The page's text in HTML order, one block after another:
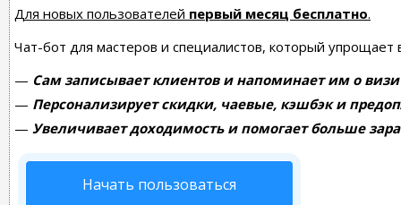
Для новых пользователей первый месяц бесплатно.
Чат-бот для мастеров и специалистов, который упрощает
— Сам записывает клиентов и напоминает им о
— Персонализирует скидки, чаевые, кэшбэк и
— Увеличивает доходимость и помогает больше
Начать пользоваться